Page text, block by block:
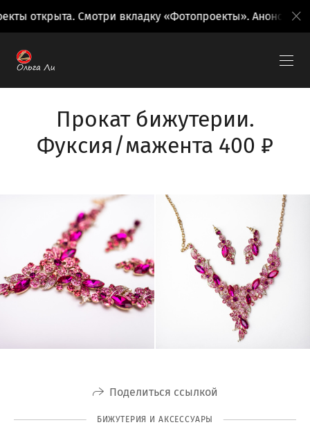
открыта. Смотри вкладку «Фотопроекты». Анонсы
Прокат бижутерии.
Фуксия/мажента 400 ₽
Поделиться ссылкой
БИЖУТЕРИЯ И АКСЕССУАРЫ